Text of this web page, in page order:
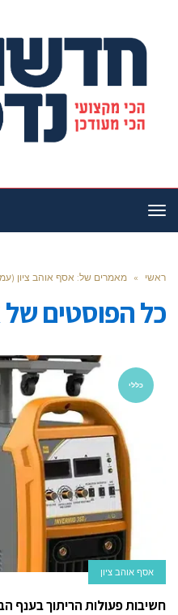
תפריט
ראשי » מאמרים של: אסף אוהב ציון (עמוד
כל הפוסטים של
כללי
אסף אוהב ציון
חשיבות פעולות הריתוך בענף